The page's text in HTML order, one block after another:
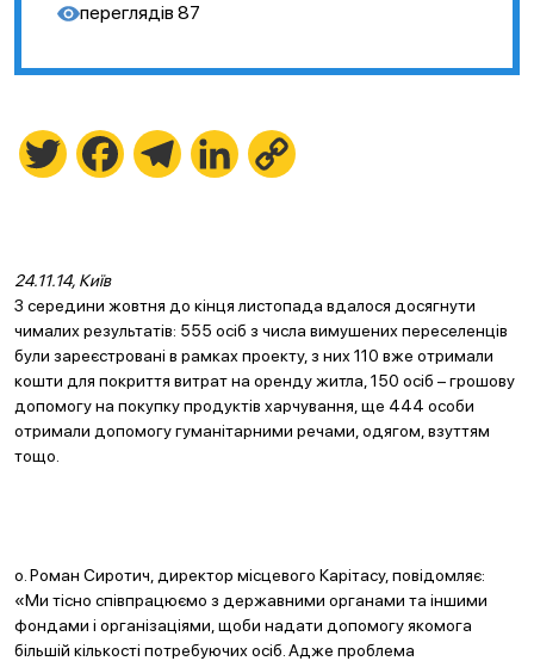
переглядів 87
Twitter FacebookTelegramLinkedIn
24.11.14, Київ
З середини жовтня до кінця листопада вдалося досягнути
чималих результатів: 555 осіб з числа вимушених переселенців
були зареєстровані в рамках проекту, з них 110 вже отримали
кошти для покриття витрат на оренду житла, 150 осіб – грошову
допомогу на покупку продуктів харчування, ще 444 особи
отримали допомогу гуманітарними речами, одягом, взуттям
тощо.
о. Роман Сиротич, директор місцевого Карітасу, повідомляє:
«Ми тісно співпрацюємо з державними органами та іншими
фондами і організаціями, щоби надати допомогу якомога
більшій кількості потребуючих осіб. Адже проблема